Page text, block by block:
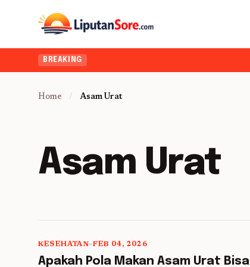
BREAKING
Home / Asam Urat
Asam Urat
5 min read
KESEHATAN•FEB 04, 2026
Apakah Pola Makan Asam Urat Bisa